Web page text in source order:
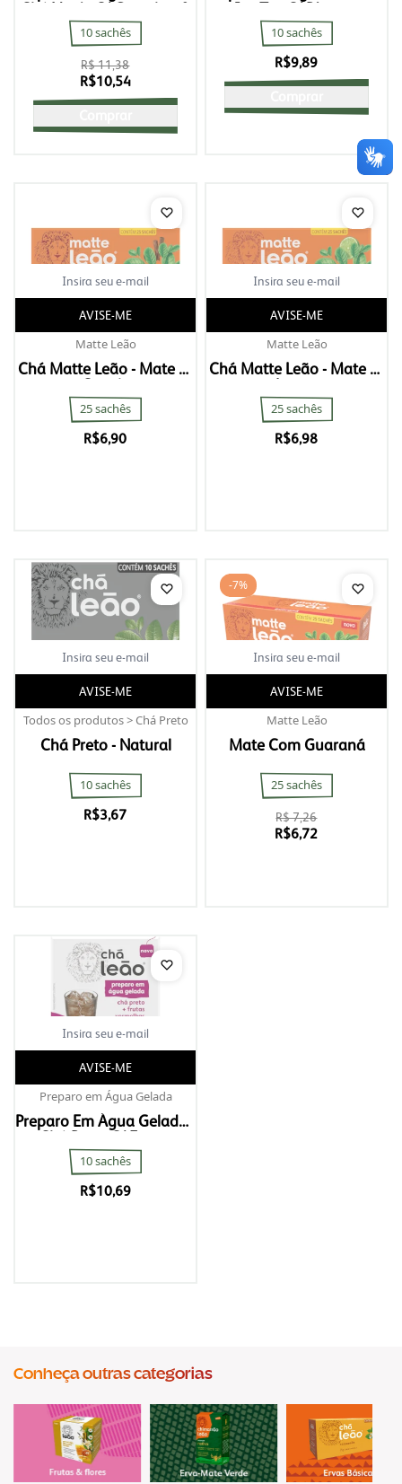
Chá Verde C/ Gengibre &
Limão
10 sachês
R$10,54
R$ 11,38
Ice Tea C/ Pêssego
10 sachês
R$9,89
AVISE-ME
Matte Leão
Chá Matte Leão - Mate C/
Canela
25 sachês
R$6,90
AVISE-ME
Matte Leão
Chá Matte Leão - Mate C/
Limão
25 sachês
R$6,98
AVISE-ME
Todos os produtos > Chá Preto
Chá Preto - Natural
10 sachês
R$3,67
AVISE-ME
Matte Leão
Mate Com Guaraná
25 sachês
-7%
R$6,72
R$ 7,26
AVISE-ME
Preparo em Água Gelada
Preparo Em Água Gelada -
Chá Preto C/ Frutas
Vermelhas
10 sachês
R$10,69
Conheça outras categorias